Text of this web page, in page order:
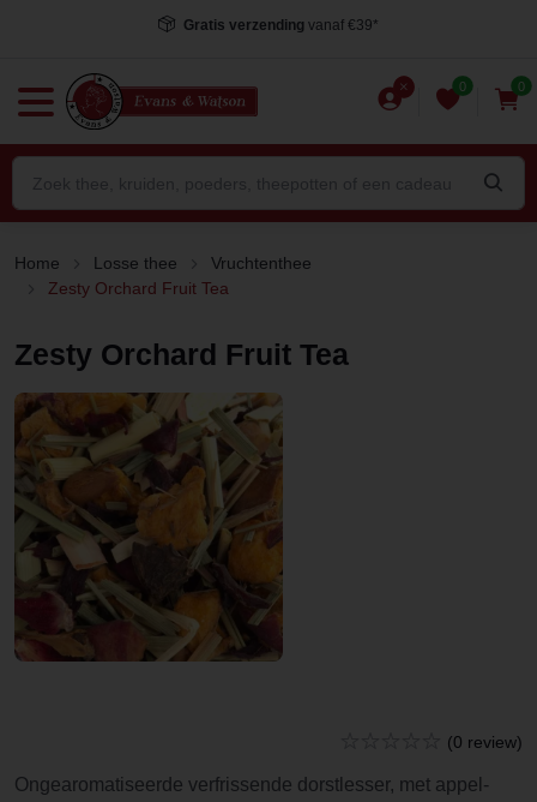
Gratis verzending vanaf €39*
0 0
Home Losse thee
Vruchtenthee
Zesty Orchard Fruit Tea
Zesty Orchard Fruit Tea
(0 review)
Ongearomatiseerde verfrissende dorstlesser, met appel-